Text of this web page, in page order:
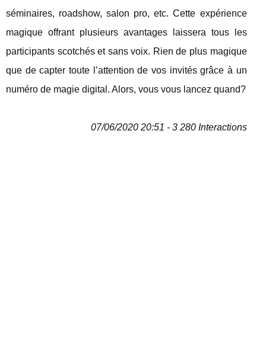
séminaires, roadshow, salon pro, etc. Cette expérience
magique offrant plusieurs avantages laissera tous les
participants scotchés et sans voix. Rien de plus magique
que de capter toute l’attention de vos invités grâce à un
numéro de magie digital. Alors, vous vous lancez quand?
07/06/2020 20:51 - 3 280 Interactions